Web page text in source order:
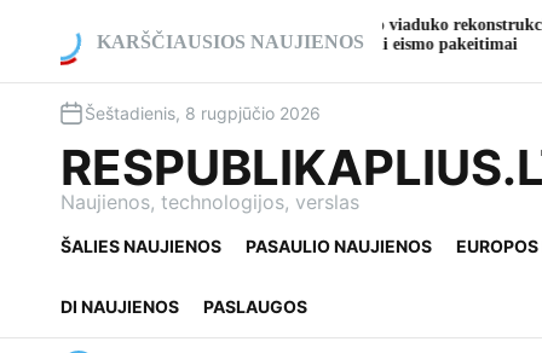
KARŠČIAUSIOS NAUJIENOS
numatomi eismo pakeitimai
Gargždai
kultūros ir
Šeštadienis, 8 rugpjūčio 2026
Naujienos, technologijos, verslas
ŠALIES NAUJIENOS PASAULIO NAUJIENOS
DI NAUJIENOS PASLAUGOS